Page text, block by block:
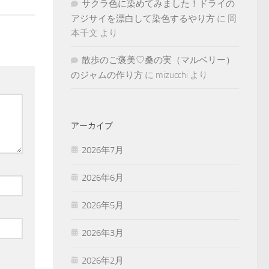
サクラ色に染めてみました！ドライの
アジサイを漂白して染色するやり方 に 岡
本千文 より
散歩のご褒美♡桑の実（マルベリー）
のジャムの作り方 に mizucchi より
アーカイブ
2026年7月
2026年6月
2026年5月
2026年3月
2026年2月